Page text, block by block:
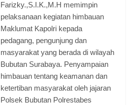
Farizky.,S.I.K.,M.H memimpin
pelaksanaan kegiatan himbauan
Maklumat Kapolri kepada
pedagang, pengunjung dan
masyarakat yang berada di wilayah
Bubutan Surabaya. Penyampaian
himbauan tentang keamanan dan
ketertiban masyarakat oleh jajaran
Polsek Bubutan Polrestabes